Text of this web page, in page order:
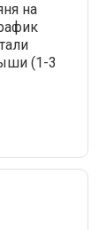
на
(1-3